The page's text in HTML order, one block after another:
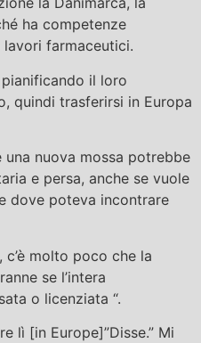
ha competenze
farmaceutici.
il loro
quindi trasferirsi in Europa
nuova mossa potrebbe
e persa, anche se vuole
dove poteva incontrare
molto poco che la
se l’intera
o licenziata “.
lì [in Europe]”Disse.” Mi